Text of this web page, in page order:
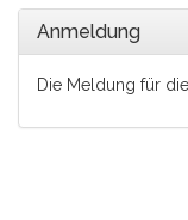
Anmeldung
Die Meldung für